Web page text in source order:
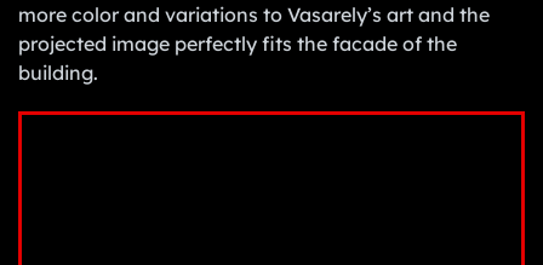
more color and variations to Vasarely’s art and the
projected image perfectly fits the facade of the
building.